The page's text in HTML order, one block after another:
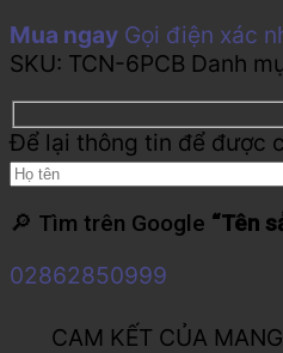
Mua ngay Gọi điện xác
SKU: TCN-6PCB Danh
Để lại thông tin để được
🔎 Tìm trên Google “Tên
02862850999
CAM KẾT CỦA